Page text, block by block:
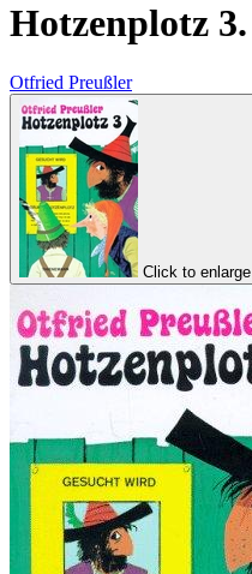
Hotzenplotz 3.
Otfried Preußler
Click to enlarge